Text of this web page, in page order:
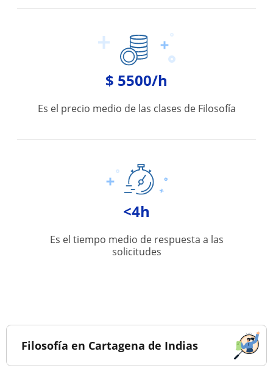
$ 5500/h
Es el precio medio de las clases de Filosofía
<4h
Es el tiempo medio de respuesta a las
solicitudes
Filosofía en Cartagena de Indias